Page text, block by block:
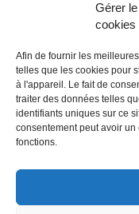
Gérer
cookies
Afin de fournir les
telles que les cookies pour
à l'appareil. Le fait de
traiter des données telles
identifiants uniques sur ce
consentement peut avoir
fonctions.
colfontaine@issep.be
Qui sommes-nous
Travailler chez nous
Effectuer un stage
Poser une question
Autres
Vie privée
Mentions légales
Accessibilité